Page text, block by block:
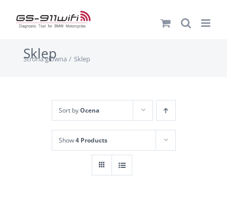
Sklep
Strona główna Sklep
Sort byOcena
Show4 Products